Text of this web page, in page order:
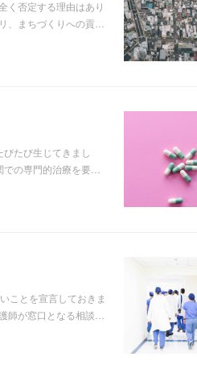
く否定する理由はあり
、まちづくりへの貢…
たび生じてきまし
の専門的治療を要…
ことを宣言しておきま
師が窓口となる相談…